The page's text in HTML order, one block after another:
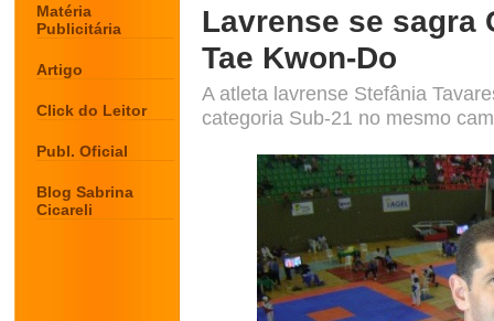
Matéria
Publicitária
Artigo
Click do Leitor
Publ. Oficial
Blog Sabrina
Cicareli
Lavrense se sagra
Tae Kwon-Do
A atleta lavrense Stefânia
categoria Sub-21 no mesmo